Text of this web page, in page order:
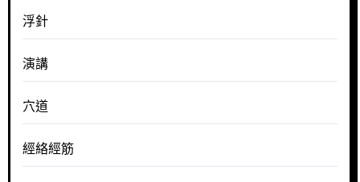
浮針
演講
穴道
經絡經筋